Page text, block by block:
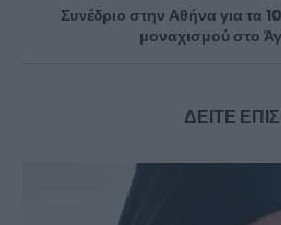
Συνέδριο στην Αθήνα για τα
μοναχισμού στο
ΔΕΙΤΕ